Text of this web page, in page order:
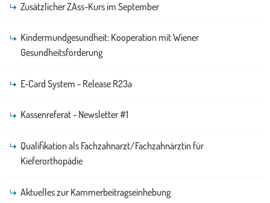
Zusätzlicher ZAss-Kurs im September
Kindermundgesundheit: Kooperation mit Wiener
Gesundheitsförderung
E-Card System - Release R23a
Kassenreferat - Newsletter #1
Qualifikation als Fachzahnarzt/Fachzahnärztin für
Kieferorthopädie
Aktuelles zur Kammerbeitragseinhebung